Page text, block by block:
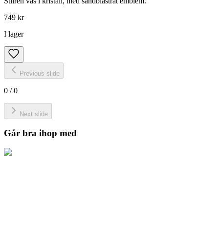
749 kr
I lager
Previous slide
0 /0
Next slide
Går bra ihop med